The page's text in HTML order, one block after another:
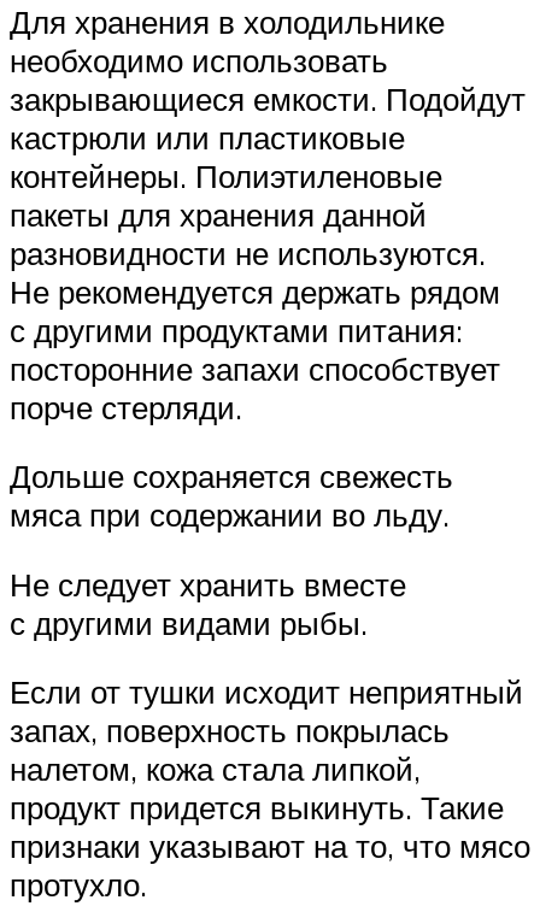
Для хранения в холодильнике
необходимо использовать
закрывающиеся емкости. Подойдут
кастрюли или пластиковые
контейнеры. Полиэтиленовые
пакеты для хранения данной
разновидности не используются.
Не рекомендуется держать рядом
с другими продуктами питания:
посторонние запахи способствует
порче стерляди.
Дольше сохраняется свежесть
мяса при содержании во льду.
Не следует хранить вместе
с другими видами рыбы.
Если от тушки исходит неприятный
запах, поверхность покрылась
налетом, кожа стала липкой,
продукт придется выкинуть. Такие
признаки указывают на то, что мясо
протухло.